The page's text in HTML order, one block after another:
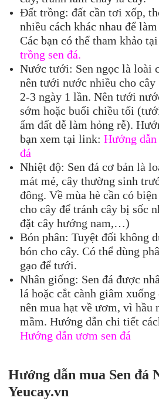
Đất trồng: đất cần tơi xốp,
nhiều cách khác nhau để
Các bạn có thể tham khảo
trồng sen đá.
Nước tưới: Sen ngọc là loài
nên tưới nước nhiều cho
2-3 ngày 1 lần. Nên tưới
sớm hoặc buổi chiều tối
ẩm đất dễ làm hỏng rễ).
bạn xem tại link: Hướng
đá
Nhiệt độ: Sen đá cơ bản là
mát mẻ, cây thường sinh
đông. Về mùa hè cần có
cho cây để tránh cây bị sốc
đặt cây hướng nam,…)
Bón phân: Tuyệt đối không
bón cho cây. Có thể dùng
gạo để tưới.
Nhân giống: Sen đá được
lá hoặc cắt cành giâm xuống
nên mua hạt về ươm, vì hầu
mầm. Hướng dẫn chi tiết
Hướng dẫn ươm sen đá
Hướng dẫn mua Sen đá
Yeucay.vn